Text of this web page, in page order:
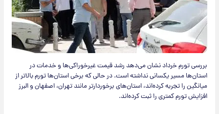
بررسی تورم خرداد نشان می‌دهد رشد قیمت غیرخوراکی‌ها و خدمات در
استان‌ها مسیر یکسانی نداشته است. در حالی که برخی استان‌ها تورم بالاتر از
میانگین را تجربه کرده‌اند، استان‌های برخوردارتر مانند تهران، اصفهان و البرز
افزایش تورم کمتری را ثبت کرده‌اند.